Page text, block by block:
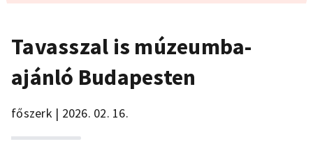
Tavasszal is múzeumba-
ajánló Budapesten
főszerk | 2026. 02. 16.